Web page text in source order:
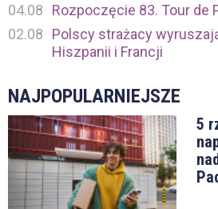
04.08
Rozpoczęcie 83. Tour de
02.08
Polscy strażacy
Hiszpanii i Francji
NAJPOPULARNIEJSZE
5